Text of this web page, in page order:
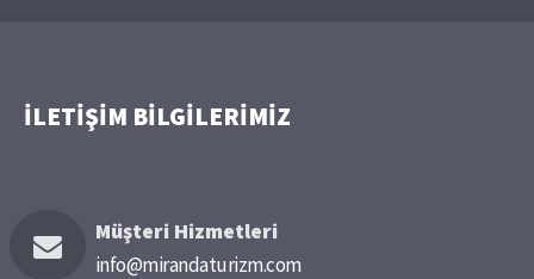
İLETİŞİM BİLGİLERİMİZ
Müşteri Hizmetleri
info@mirandaturizm.com